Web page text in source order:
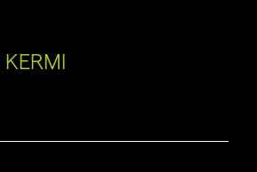
KERMI